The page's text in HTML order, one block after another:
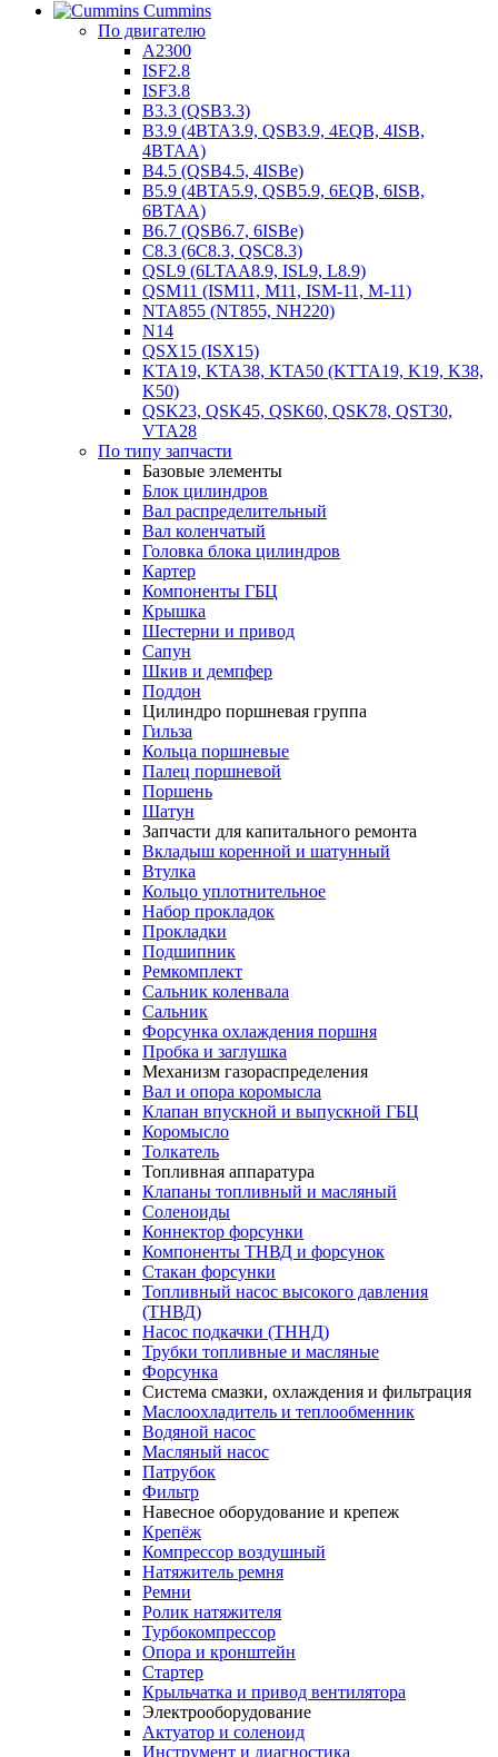
Cummins
По двигателю
A2300
ISF2.8
ISF3.8
B3.3 (QSB3.3)
B3.9 (4BTA3.9, QSB3.9, 4EQB, 4ISB,
4BTAA)
B4.5 (QSB4.5, 4ISBe)
B5.9 (4BTA5.9, QSB5.9, 6EQB, 6ISB,
6BTAA)
B6.7 (QSB6.7, 6ISBe)
C8.3 (6C8.3, QSC8.3)
QSL9 (6LTAA8.9, ISL9, L8.9)
QSM11 (ISM11, M11, ISM-11, M-11)
NTA855 (NT855, NH220)
N14
QSX15 (ISX15)
KTA19, KTA38, KTA50 (KTTA19, K19, K38,
K50)
QSK23, QSK45, QSK60, QSK78, QST30,
VTA28
По типу запчасти
Базовые элементы
Блок цилиндров
Вал распределительный
Вал коленчатый
Головка блока цилиндров
Картер
Компоненты ГБЦ
Крышка
Шестерни и привод
Сапун
Шкив и демпфер
Поддон
Цилиндро поршневая группа
Гильза
Кольца поршневые
Палец поршневой
Поршень
Шатун
Запчасти для капитального ремонта
Вкладыш коренной и шатунный
Втулка
Кольцо уплотнительное
Набор прокладок
Прокладки
Подшипник
Ремкомплект
Сальник коленвала
Сальник
Форсунка охлаждения поршня
Пробка и заглушка
Механизм газораспределения
Вал и опора коромысла
Клапан впускной и выпускной ГБЦ
Коромысло
Толкатель
Топливная аппаратура
Клапаны топливный и масляный
Соленоиды
Коннектор форсунки
Компоненты ТНВД и форсунок
Стакан форсунки
Топливный насос высокого давления
(ТНВД)
Насос подкачки (ТННД)
Трубки топливные и масляные
Форсунка
Система смазки, охлаждения и фильтрация
Маслоохладитель и теплообменник
Водяной насос
Масляный насос
Патрубок
Фильтр
Навесное оборудование и крепеж
Крепёж
Компрессор воздушный
Натяжитель ремня
Ремни
Ролик натяжителя
Турбокомпрессор
Опора и кронштейн
Стартер
Крыльчатка и привод вентилятора
Электрооборудование
Актуатор и соленоид
Инструмент и диагностика